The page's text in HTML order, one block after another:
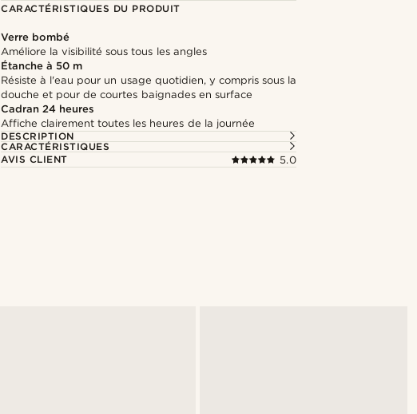
CARACTÉRISTIQUES DU PRODUIT
Verre bombé
Améliore la visibilité sous tous les angles
Étanche à 50 m
Résiste à l'eau pour un usage quotidien, y compris sous la
douche et pour de courtes baignades en surface
Cadran 24 heures
Affiche clairement toutes les heures de la journée
DESCRIPTION
CARACTÉRISTIQUES
AVIS CLIENT
5.0